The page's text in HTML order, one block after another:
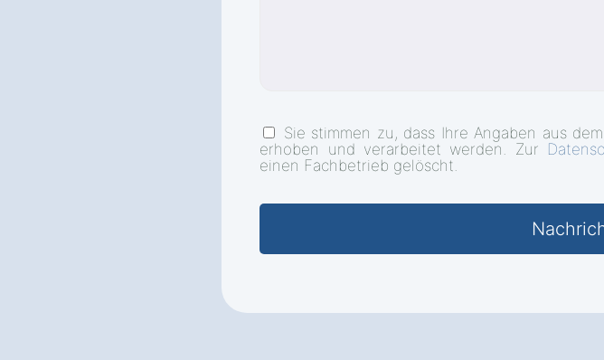
Sie stimmen zu, dass Ihre Angaben aus
erhoben und verarbeitet werden. Zur
einen Fachbetrieb gelöscht.